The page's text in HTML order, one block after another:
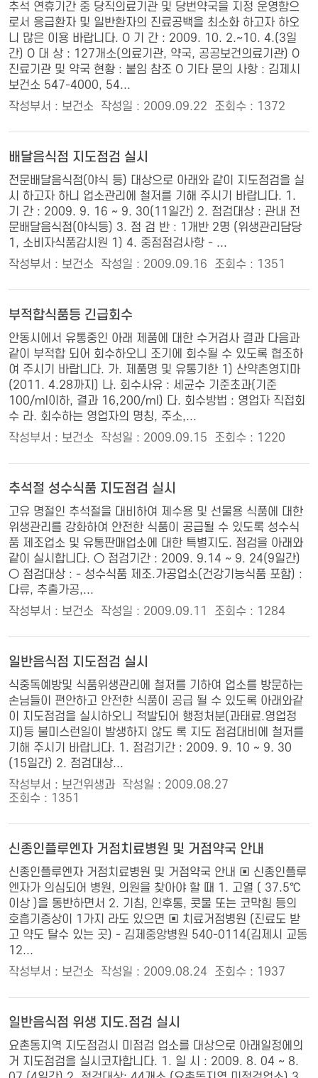
추석 연휴기간 중 당직의료기관 및 당번약국을 지정 운영함으
로서 응급환자 및 일반환자의 진료공백을 최소화 하고자 하오
니 많은 이용 바랍니다. O 기 간 : 2009. 10. 2.~10. 4.(3일
간) O 대 상 : 127개소(의료기관, 약국, 공공보건의료기관) O
진료기관 및 약국 현황 : 붙임 참조 O 기타 문의 사항 : 김제시
보건소 547-4000, 54...
작성부서 : 보건소
작성일 : 2009.09.22 조회수 : 1372
배달음식점 지도점검 실시
전문배달음식점(야식 등) 대상으로 아래와 같이 지도점검을 실
시 하고자 하니 업소관리에 철저를 기해 주시기 바랍니다. 1.
기 간 : 2009. 9. 16 ~ 9. 30(11일간) 2. 점검대상 : 관내 전
문배달음식점(야식등) 3. 점 검 반 : 1개반 2명 (위생관리담당
1, 소비자식품감시원 1) 4. 중점점검사항 - ...
작성부서 : 보건소
작성일 : 2009.09.16 조회수 : 1351
부적합식품등 긴급회수
안동시에서 유통중인 아래 제품에 대한 수거검사 결과 다음과
같이 부적합 되어 회수하오니 조기에 회수될 수 있도록 협조하
여 주시기 바랍니다. 가. 제품명 및 유통기한 1) 산약촌영지마
(2011. 4.28까지) 나. 회수사유 : 세균수 기준초과(기준
100/ml이하, 결과 16,200/ml) 다. 회수방법 : 영업자 직접회
수 라. 회수하는 영업자의 명칭, 주소,...
작성부서 : 보건소
작성일 : 2009.09.15 조회수 : 1220
추석절 성수식품 지도점검 실시
고유 명절인 추석절을 대비하여 제수용 및 선물용 식품에 대한
위생관리를 강화하여 안전한 식품이 공급될 수 있도록 성수식
품 제조업소 및 유통판매업소에 대한 특별지도. 점검을 아래와
같이 실시합니다. ○ 점검기간 : 2009. 9.14 ~ 9. 24(9일간)
○ 점검대상 : - 성수식품 제조.가공업소(건강기능식품 포함) :
다류, 추출가공,...
작성부서 : 보건소
작성일 : 2009.09.11 조회수 : 1284
일반음식점 지도점검 실시
식중독예방및 식품위생관리에 철저를 기하여 업소를 방문하는
손님들이 편안하고 안전한 식품이 공급 될 수 있도록 아래와같
이 지도점검을 실시하오니 적발되어 행정처분(과태료.영업정
지)등 불미스런일이 발생하지 않도 록 지도 점검대비에 철저를
기해 주시기 바랍니다. 1. 점검기간 : 2009. 9. 10 ~ 9. 30
(15일간) 2. 점검대상...
작성부서 : 보건위생과
작성일 : 2009.08.27
조회수 : 1351
신종인플루엔자 거점치료병원 및 거점약국 안내
신종인플루엔자 거점치료병원 및 거점약국 안내 ▣ 신종인플루
엔자가 의심되어 병원, 의원을 찾아야 할 때 1. 고열 ( 37.5℃
이상 )을 동반하면서 2. 기침, 인후통, 콧물 또는 코막힘 등의
호흡기증상이 1가지 라도 있으면 ▣ 치료거점병원 (진료도 받
고 약도 탈수 있는 곳) - 김제중앙병원 540-0114(김제시 교동
12...
작성부서 : 보건소
작성일 : 2009.08.24 조회수 : 1937
일반음식점 위생 지도.점검 실시
요촌동지역 지도점검시 미점검 업소를 대상으로 아래일정에의
거 지도점검을 실시코자합니다. 1. 일 시 : 2009. 8. 04 ~ 8.